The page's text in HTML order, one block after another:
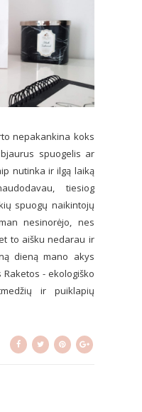
nepakankina koks
spuogelis ar
nutinka ir ilgą laiką
tiesiog
spuogų naikintojų
nesinorėjo, nes
to aišku nedarau ir
dieną mano akys
Raketos - ekologiško
ir puiklapių